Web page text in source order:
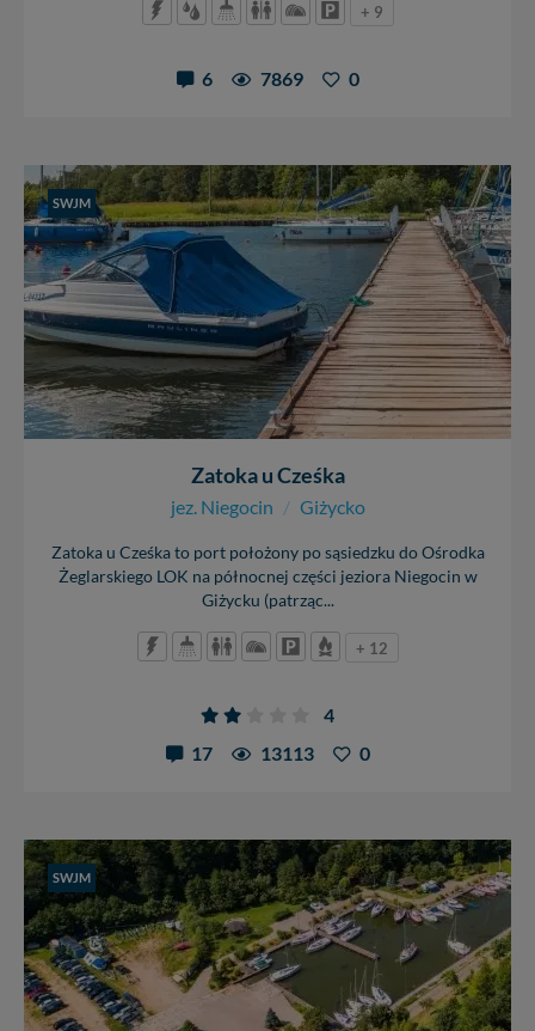
+ 9
6 7869 0
SWJM
Zatoka u Cześka
jez. Niegocin / Giżycko
Zatoka u Cześka to port położony po sąsiedzku do Ośrodka
Żeglarskiego LOK na północnej części jeziora Niegocin w
Giżycku (patrząc...
+ 12
4
17
13113 0
SWJM